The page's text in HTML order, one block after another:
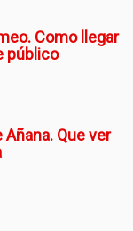
Como llegar
público
Que ver